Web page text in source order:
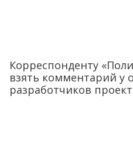
Корреспонденту
взять комментарий у
разработчиков